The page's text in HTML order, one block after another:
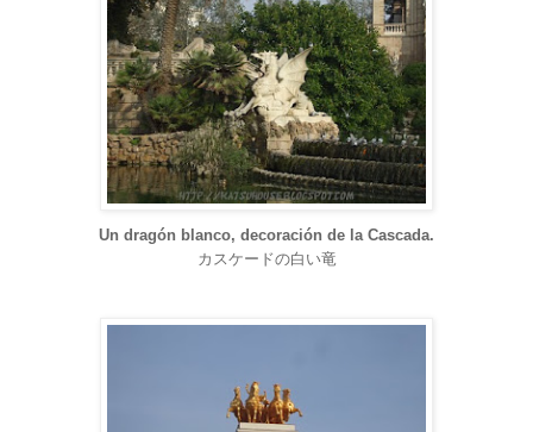
Un dragón blanco, decoración de la Cascada.
カスケードの白い竜